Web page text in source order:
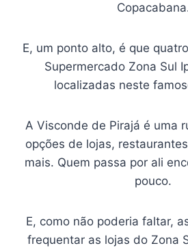
E, um ponto alto, é que
Supermercado Zona Sul
localizadas neste
A Visconde de Pirajá é uma
opções de lojas,
mais. Quem passa por ali
pouco.
E, como não poderia faltar,
frequentar as lojas do Zona